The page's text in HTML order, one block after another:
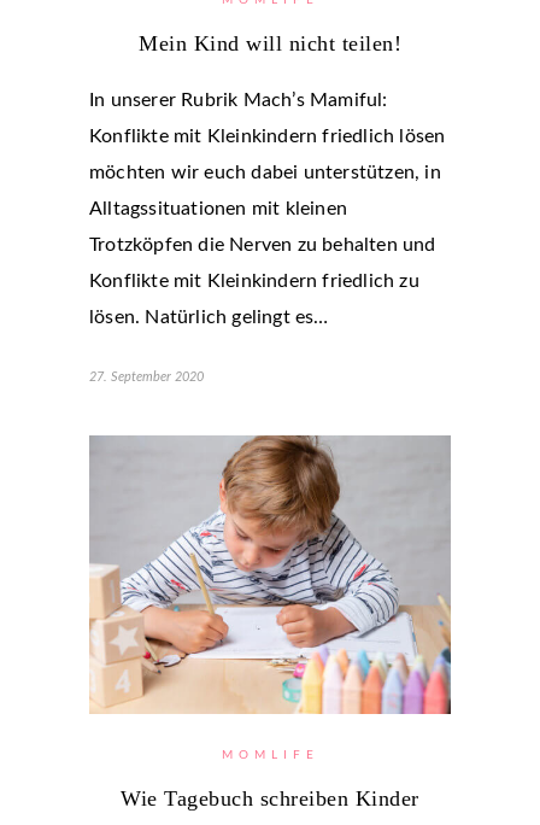
Mein Kind will nicht teilen!
In unserer Rubrik Mach’s Mamiful:
Konflikte mit Kleinkindern friedlich lösen
möchten wir euch dabei unterstützen, in
Alltagssituationen mit kleinen
Trotzköpfen die Nerven zu behalten und
Konflikte mit Kleinkindern friedlich zu
lösen. Natürlich gelingt es…
27. September 2020
MOMLIFE
Wie Tagebuch schreiben Kinder